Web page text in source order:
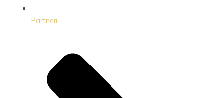
Partneri